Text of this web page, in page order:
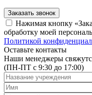
Заказать звонок
Нажимая кнопку
обработку моей
Политикой
Оставьте контакты
Наши менеджеры
(ПН-ПТ с 9:30 до 17:00)